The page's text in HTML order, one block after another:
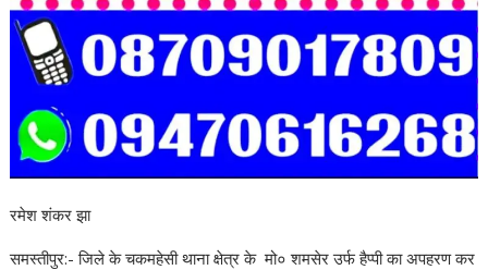
रमेश शंकर झा
समस्तीपुर:- जिले के चकमहेसी थाना क्षेत्र के मो० शमसेर उर्फ हैप्पी का अपहरण कर